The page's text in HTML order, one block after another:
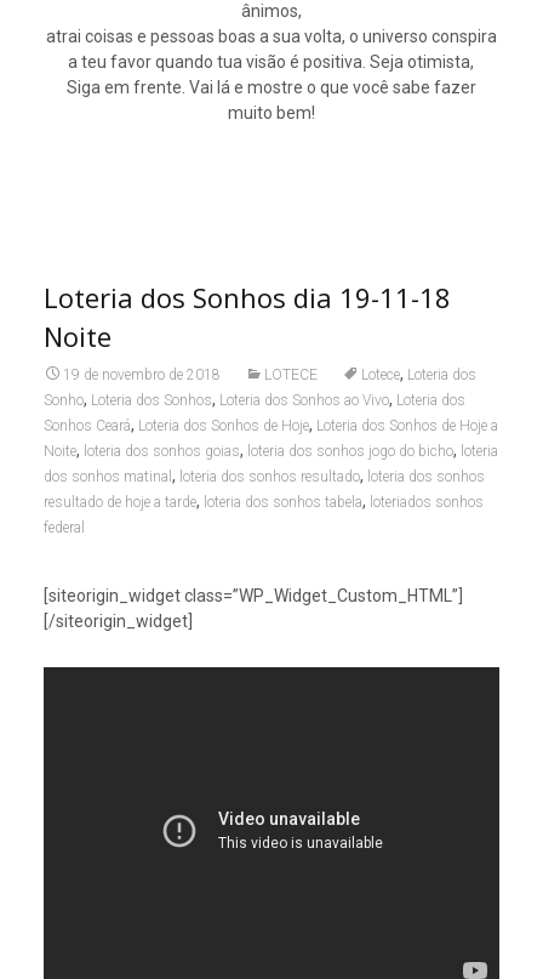
ânimos,
atrai coisas e pessoas boas a sua volta, o universo conspira
a teu favor quando tua visão é positiva. Seja otimista,
Siga em frente. Vai lá e mostre o que você sabe fazer
muito bem!
Loteria dos Sonhos dia 19-11-18
Noite
19 de novembro de 2018 LOTECE Lotece, Loteria dos
Sonho, Loteria dos Sonhos, Loteria dos Sonhos ao Vivo, Loteria dos
Sonhos Ceará, Loteria dos Sonhos de Hoje, Loteria dos Sonhos de Hoje a
Noite, loteria dos sonhos goias, loteria dos sonhos jogo do bicho, loteria
dos sonhos matinal , loteria dos sonhos resultado, loteria dos sonhos
resultado de hoje a tarde, loteria dos sonhos tabela, loteriados sonhos
federal
[siteorigin_widget class=”WP_Widget_Custom_HTML”]
[/siteorigin_widget]